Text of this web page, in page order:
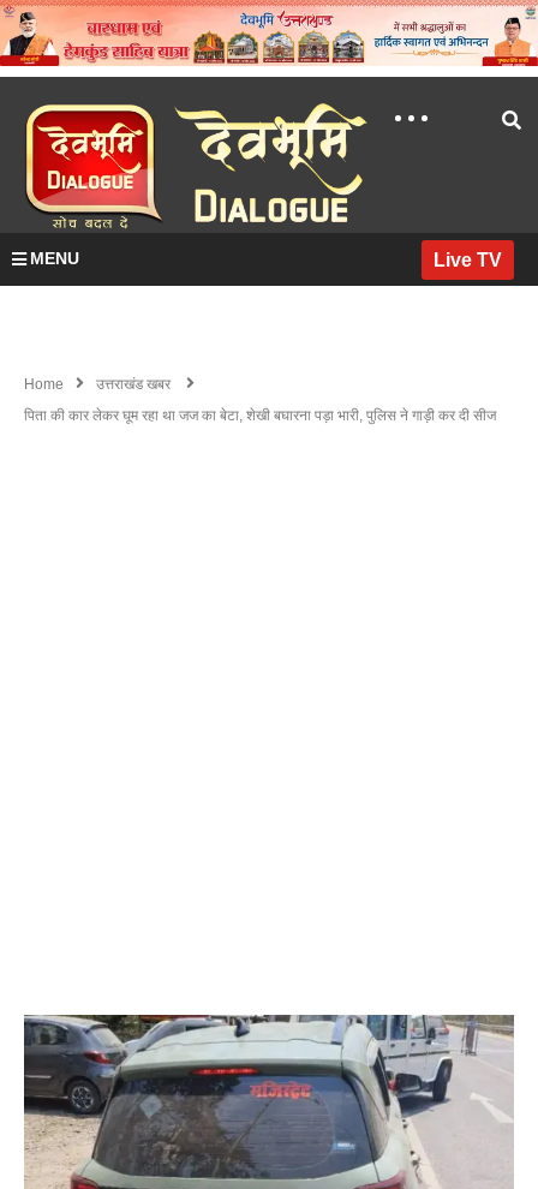
MENU Live TV
Home
उत्तराखंड खबर
पिता की कार लेकर घूम रहा था जज का बेटा, शेखी बघारना पड़ा भारी, पुलिस ने गाड़ी कर दी सीज